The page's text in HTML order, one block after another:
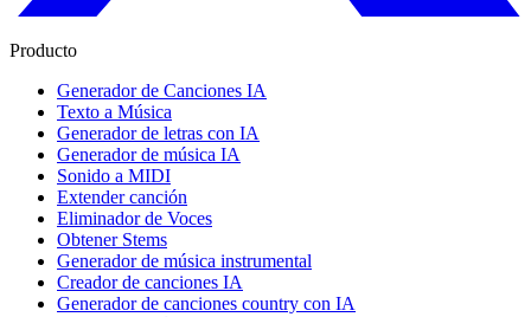
Producto
Generador de Canciones IA
Texto a Música
Generador de letras con IA
Generador de música IA
Sonido a MIDI
Extender canción
Eliminador de Voces
Obtener Stems
Generador de música instrumental
Creador de canciones IA
Generador de canciones country con IA